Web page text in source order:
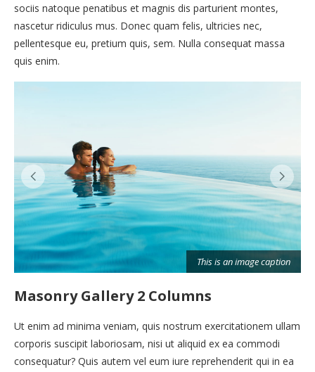
sociis natoque penatibus et magnis dis parturient montes,
nascetur ridiculus mus. Donec quam felis, ultricies nec,
pellentesque eu, pretium quis, sem. Nulla consequat massa
quis enim.
This is an image caption
Masonry Gallery 2 Columns
Ut enim ad minima veniam, quis nostrum exercitationem ullam
corporis suscipit laboriosam, nisi ut aliquid ex ea commodi
consequatur? Quis autem vel eum iure reprehenderit qui in ea